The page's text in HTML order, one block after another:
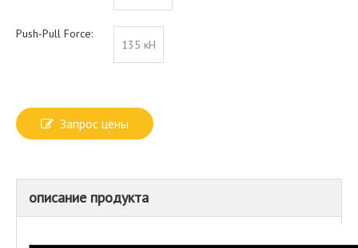
Push-Pull Force:
135 кН
Запрос цены
описание продукта